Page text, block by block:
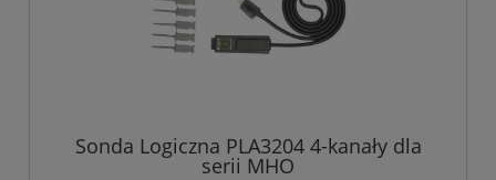
Sonda Logiczna PLA3204 4-kanały dla
serii MHO